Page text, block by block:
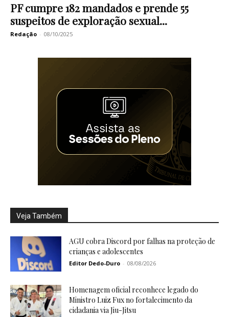
PF cumpre 182 mandados e prende 55
suspeitos de exploração sexual...
Redação - 08/10/2025
Veja Também
AGU cobra Discord por falhas na proteção de
crianças e adolescentes
Editor Dedo-Duro - 08/08/2026
Homenagem oficial reconhece legado do
Ministro Luiz Fux no fortalecimento da
cidadania via Jiu-Jitsu